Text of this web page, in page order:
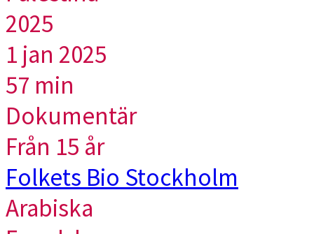
2025
1 jan 2025
57 min
Dokumentär
Från 15 år
Folkets Bio Stockholm
Arabiska